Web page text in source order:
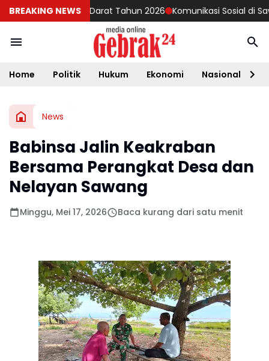
BREAKING NEWS
Matra Darat Tahun 2026 Komunikasi Sosial di Sawah,
Home Politik Hukum Ekonomi Nasional
News
Babinsa Jalin Keakraban
Bersama Perangkat Desa dan
Nelayan Sawang
Minggu, Mei 17, 2026 Baca kurang dari satu menit